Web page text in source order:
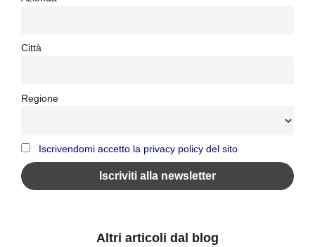
Città
Regione
Iscrivendomi accetto la privacy policy del sito
Altri articoli dal blog